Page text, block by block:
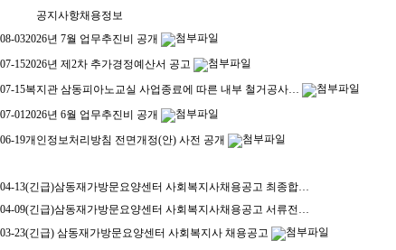
공지사항채용정보
08-032026년 7월 업무추진비 공개
07-152026년 제2차 추가경정예산서 공고
07-15복지관 삼동피아노교실 사업종료에 따른 내부 철거공사…
07-012026년 6월 업무추진비 공개
06-19개인정보처리방침 전면개정(안) 사전 공개
04-13(긴급)삼동재가방문요양센터 사회복지사채용공고 최종합…
04-09(긴급)삼동재가방문요양센터 사회복지사채용공고 서류전…
03-23(긴급) 삼동재가방문요양센터 사회복지사 채용공고